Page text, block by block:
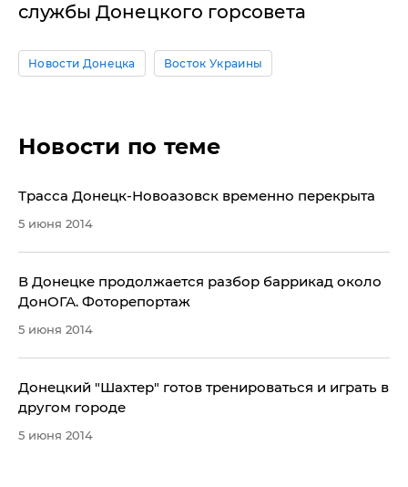
службы Донецкого горсовета
Новости Донецка Восток Украины
Новости по теме
Трасса Донецк-Новоазовск временно перекрыта
5 июня 2014
В Донецке продолжается разбор баррикад около
ДонОГА. Фоторепортаж
5 июня 2014
Донецкий "Шахтер" готов тренироваться и играть в
другом городе
5 июня 2014